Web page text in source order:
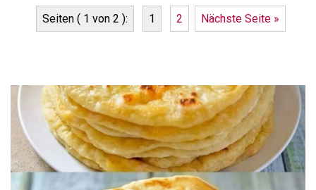
Seiten ( 1 von 2 ): 1 2 Nächste Seite »